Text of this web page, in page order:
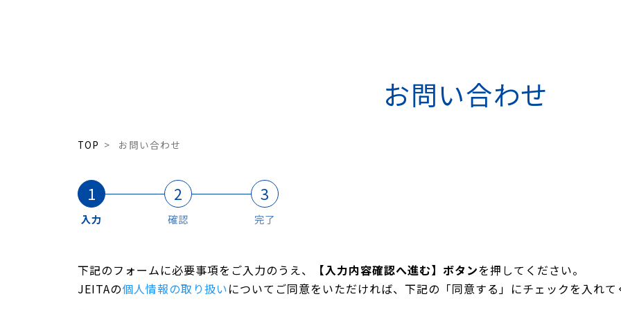
お問い合わせ
TOP > お問い合わせ
入力 確認 完了
下記のフォームに必要事項をご入力のうえ、 【入力内容確認へ進む】ボタンを押してください。
JEITAの個人情報の取り扱いについてご同意をいただければ、下記の「同意する」にチェックを入れて